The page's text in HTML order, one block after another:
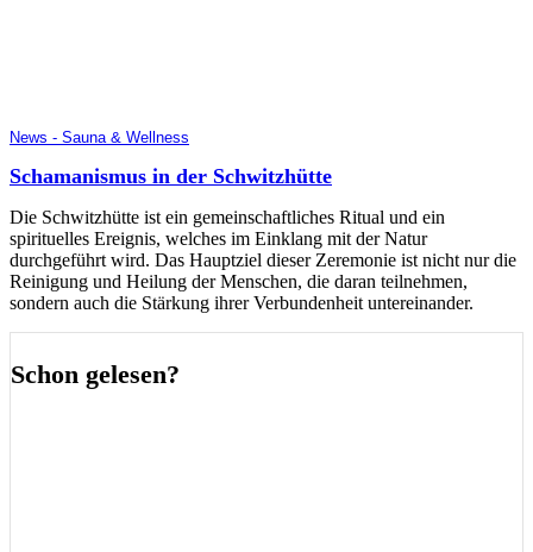
News - Sauna & Wellness
Schamanismus in der Schwitzhütte
Die Schwitzhütte ist ein gemeinschaftliches Ritual und ein
spirituelles Ereignis, welches im Einklang mit der Natur
durchgeführt wird. Das Hauptziel dieser Zeremonie ist nicht nur die
Reinigung und Heilung der Menschen, die daran teilnehmen,
sondern auch die Stärkung ihrer Verbundenheit untereinander.
Schon gelesen?